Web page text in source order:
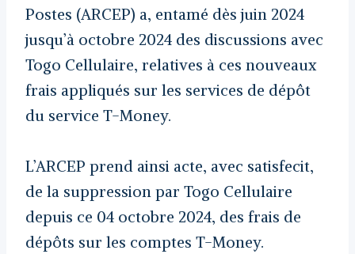
Postes (ARCEP) a, entamé dès juin 2024
jusqu’à octobre 2024 des discussions avec
Togo Cellulaire, relatives à ces nouveaux
frais appliqués sur les services de dépôt
du service T-Money.
L’ARCEP prend ainsi acte, avec satisfecit,
de la suppression par Togo Cellulaire
depuis ce 04 octobre 2024, des frais de
dépôts sur les comptes T-Money.